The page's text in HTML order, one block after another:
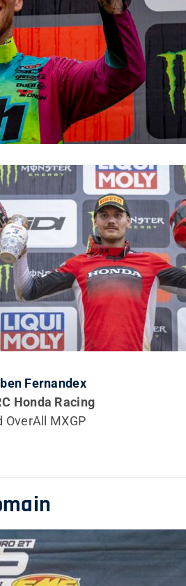
Fernandex
Honda Racing
OverAll MXGP